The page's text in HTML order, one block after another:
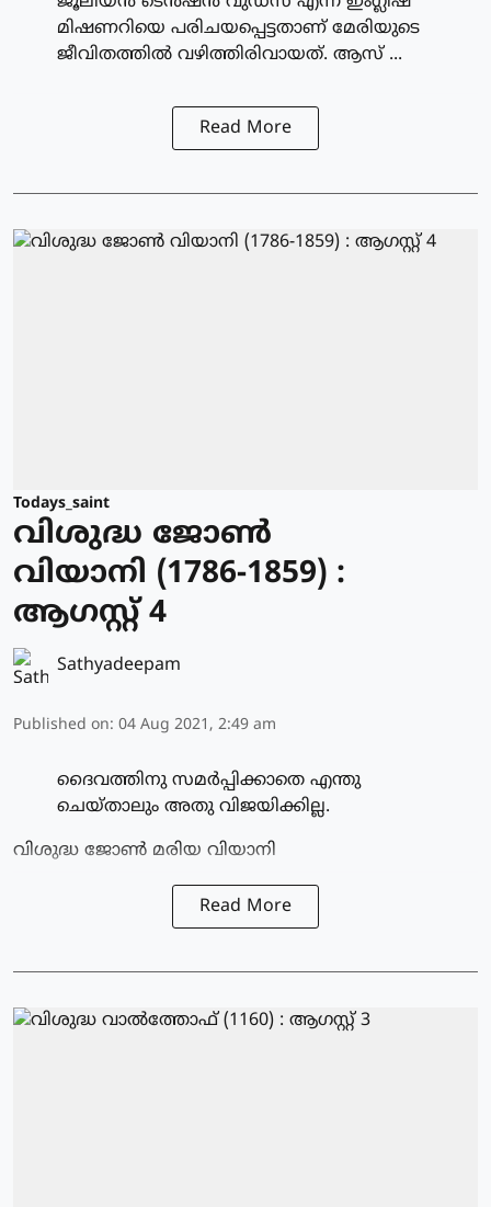
മിഷണറിയെ പരിചയപ്പെട്ടതാണ് മേരിയുടെ
ജീവിതത്തില്‍ വഴിത്തിരിവായത്. ആസ് ...
Read More
Todays_saint
വിശുദ്ധ ജോണ്‍
വിയാനി (1786-1859) :
ആഗസ്റ്റ് 4
Sathyadeepam
Published on: 04 Aug 2021, 2:49 am
ദൈവത്തിനു സമര്‍പ്പിക്കാതെ എന്തു
ചെയ്താലും അതു വിജയിക്കില്ല.
വിശുദ്ധ ജോണ്‍ മരിയ വിയാനി
Read More